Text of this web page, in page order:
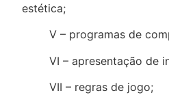
estética;
V – programas de
VI – apresentação de
VII – regras de jogo;